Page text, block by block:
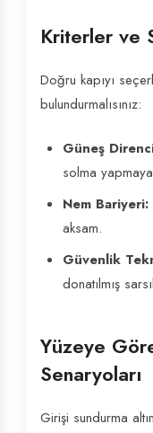
Kriterler ve
Doğru kapıyı
bulundurmalısınız:
Güneş
solma
Nem Bariyeri:
aksam.
Güvenlik
donatılmış
Yüzeye
Senaryoları
Girişi sundurma